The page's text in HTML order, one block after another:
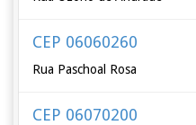
CEP 06060260
Rua Paschoal Rosa
CEP 06070200